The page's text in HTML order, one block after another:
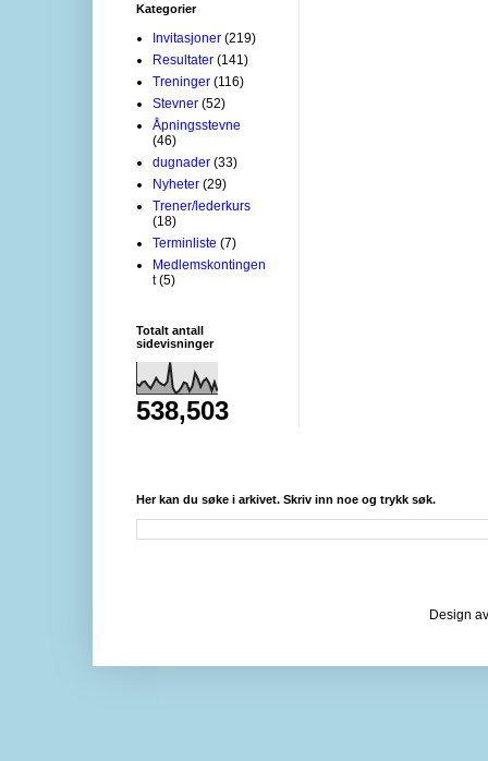
Kategorier
Invitasjoner (219)
Resultater (141)
Treninger (116)
Stevner (52)
Åpningsstevne
(46)
dugnader (33)
Nyheter (29)
Trener/lederkurs
(18)
Terminliste (7)
Medlemskontingen
t (5)
Totalt antall
sidevisninger
538,503
Her kan du søke i arkivet. Skriv inn noe og trykk søk.
Design